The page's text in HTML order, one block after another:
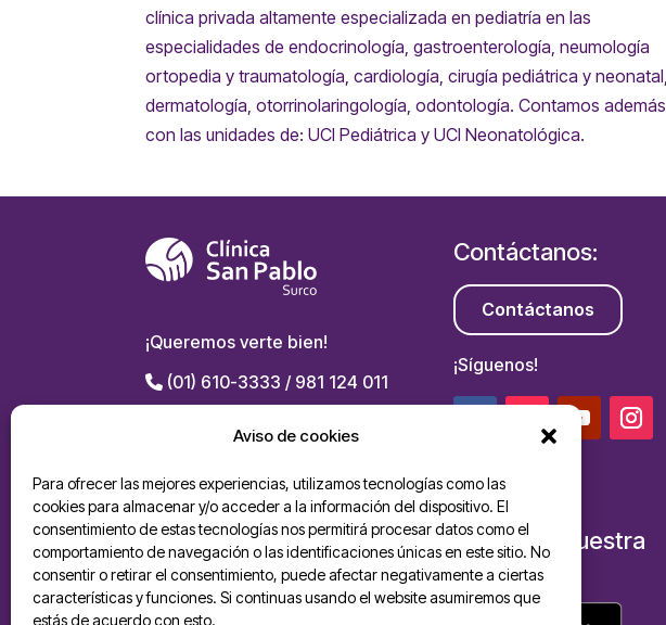
Aviso de cookies
Para ofrecer las mejores experiencias, utilizamos tecnologías como las
cookies para almacenar y/o acceder a la información del dispositivo. El
consentimiento de estas tecnologías nos permitirá procesar datos como el
comportamiento de navegación o las identificaciones únicas en este sitio. No
consentir o retirar el consentimiento, puede afectar negativamente a ciertas
características y funciones. Si continuas usando el website asumiremos que
estás de acuerdo con esto.
clínica privada altamente especializada en pediatría en las
especialidades de endocrinología, gastroenterología, neumología
ortopedia y traumatología, cardiología, cirugía pediátrica y neonatal,
dermatología, otorrinolaringología, odontología. Contamos además
con las unidades de: UCI Pediátrica y UCI Neonatológica.
¡Queremos verte bien!
(01) 610-3333 / 981 124 011
Políticas de privacidad
Buzón de sugerencias
Solicitud ARCO
Contáctanos:
Contáctanos
¡Síguenos!
Descarga nuestra
APP: